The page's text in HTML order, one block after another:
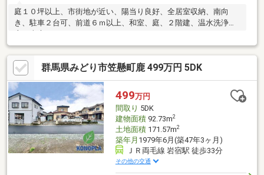
庭１０坪以上、市街地が近い、陽当り良好、全居室収納、南向
き、駐車２台可、前道６ｍ以上、和室、庭、２階建、温水洗浄便
群馬県みどり市笠懸町鹿 499万円 5DK
499万円
間取り 5DK
建物面積92.73m2
土地面積171.57m2
築年月 1979年6月(築47年3ヶ月)
ＪＲ両毛線 岩宿駅 徒歩33分
その他の交通